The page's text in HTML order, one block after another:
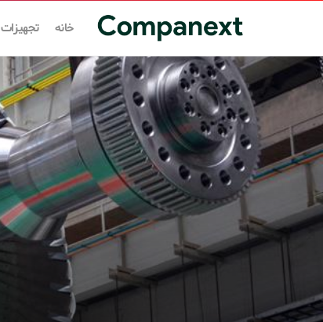
خانه تجهیزات